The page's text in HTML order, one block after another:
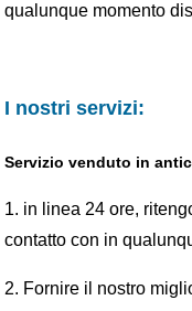
qualunque momento
I nostri servizi:
Servizio venduto in
1. in linea 24 ore,
contatto con in
2. Fornire il nostro